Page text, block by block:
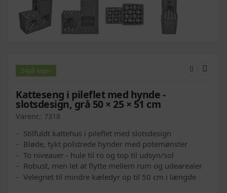
24på lager
Katteseng i pileflet med hynde -
slotsdesign, grå 50 × 25 × 51 cm
Varenr.: 7318
Stilfuldt kattehus i pileflet med slotsdesign
Bløde, tykt polstrede hynder med potemønster
To niveauer - hule til ro og top til udsyn/sol
Robust, men let at flytte mellem rum og udearealer
Velegnet til mindre kæledyr op til 50 cm i længde